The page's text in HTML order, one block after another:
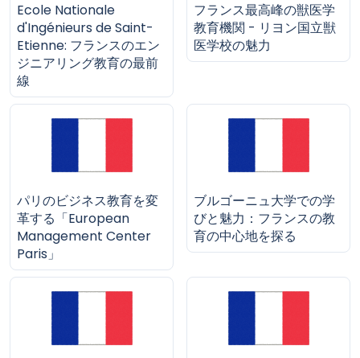
Ecole Nationale
d'Ingénieurs de Saint-
Etienne: フランスのエン
ジニアリング教育の最前
線
フランス最高峰の獣医学
教育機関 - リヨン国立獣
医学校の魅力
パリのビジネス教育を変
革する「European
Management Center
Paris」
ブルゴーニュ大学での学
びと魅力：フランスの教
育の中心地を探る